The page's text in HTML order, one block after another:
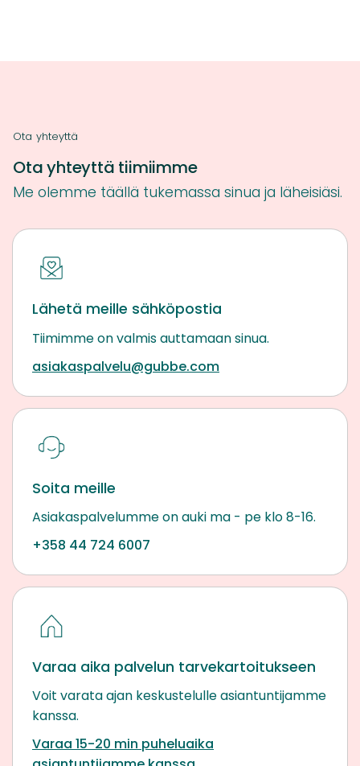
Ota yhteyttä
Ota yhteyttä tiimiimme
Me olemme täällä tukemassa sinua ja läheisiäsi.
Lähetä meille sähköpostia
Tiimimme on valmis auttamaan sinua.
asiakaspalvelu@gubbe.com
Soita meille
Asiakaspalvelumme on auki ma - pe klo 8-16.
+358 44 724 6007
Varaa aika palvelun tarvekartoitukseen
Voit varata ajan keskustelulle asiantuntijamme
kanssa.
Varaa 15-20 min puheluaika